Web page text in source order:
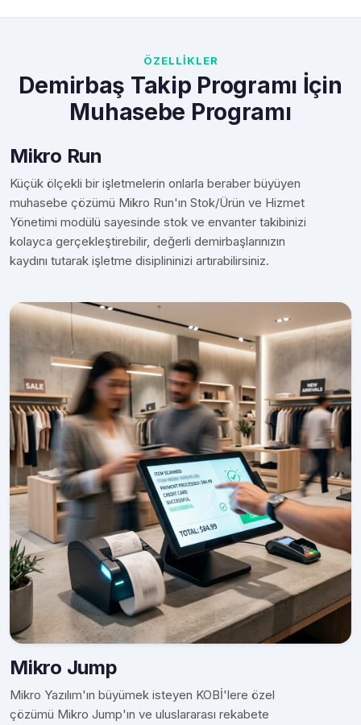
ÖZELLİKLER
Demirbaş Takip Programı İçin
Muhasebe Programı
Mikro Run
Küçük ölçekli bir işletmelerin onlarla beraber büyüyen
muhasebe çözümü Mikro Run'ın Stok/Ürün ve Hizmet
Yönetimi modülü sayesinde stok ve envanter takibinizi
kolayca gerçekleştirebilir, değerli demirbaşlarınızın
kaydını tutarak işletme disiplininizi artırabilirsiniz.
Mikro Jump
Mikro Yazılım'ın büyümek isteyen KOBİ'lere özel
çözümü Mikro Jump'ın ve uluslararası rekabete